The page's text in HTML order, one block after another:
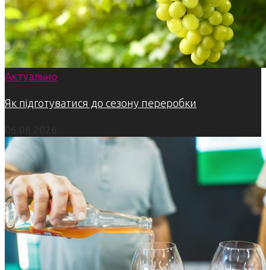
Актуально
Як підготуватися до сезону переробки